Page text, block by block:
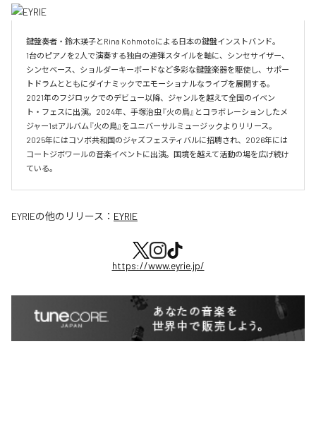
鍵盤奏者・鈴木瑛子とRina Kohmotoによる日本の鍵盤インストバンド。
1台のピアノを2人で演奏する独自の連弾スタイルを軸に、シンセサイザー、
シンセベース、ショルダーキーボードなど多彩な鍵盤楽器を駆使し、サポー
トドラムとともにダイナミックでエモーショナルなライブを展開する。
2021年のフジロックでのデビュー以降、ジャンルを越えて全国のイベン
ト・フェスに出演。2024年、手塚治虫『火の鳥』とコラボレーションしたメ
ジャー1stアルバム『火の鳥』をユニバーサルミュージックよりリリース。
2025年にはコソボ共和国のジャズフェスティバルに招聘され、2026年には
コートジボワールの音楽イベントに出演。国境を越えて活動の場を広げ続け
ている。​
EYRIEの他のリリース： EYRIE
https://www.eyrie.jp/